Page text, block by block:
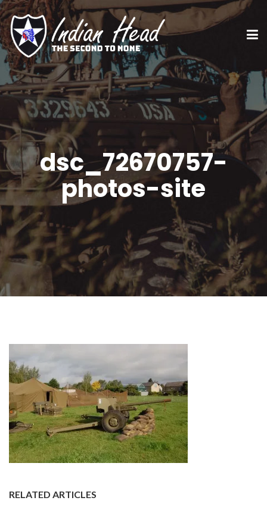
dsc_72670757-
photos-site
RELATED ARTICLES